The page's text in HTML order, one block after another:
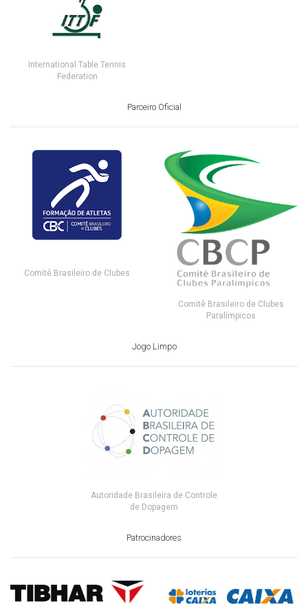
International Table Tennis
Federation
Parceiro Oficial
Comitê Brasileiro de Clubes
Comitê Brasileiro de Clubes
Paralímpicos
Jogo Limpo
Autoridade Brasileira de Controle
de Dopagem
Patrocinadores